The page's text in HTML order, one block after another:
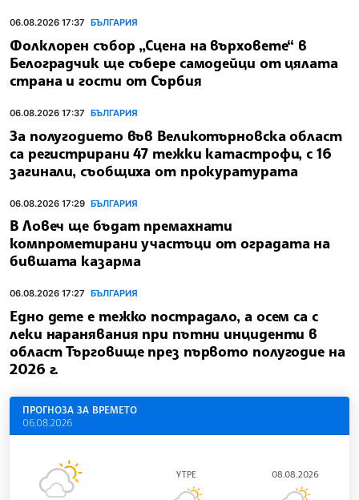
06.08.2026 17:37 БЪЛГАРИЯ
Фолклорен събор „Сцена на върховете“ в
Белоградчик ще събере самодейци от цялата
страна и гости от Сърбия
06.08.2026 17:37 БЪЛГАРИЯ
За полугодието във Великотърновска област
са регистрирани 47 тежки катастрофи, с 16
загинали, съобщиха от прокуратурата
06.08.2026 17:29 БЪЛГАРИЯ
В Ловеч ще бъдат премахнати
компрометирани участъци от оградата на
бившата казарма
06.08.2026 17:27 БЪЛГАРИЯ
Едно дете е тежко пострадало, а осем са с
леки наранявания при пътни инциденти в
област Търговище през първото полугодие на
2026 г.
ПРОГНОЗА ЗА ВРЕМЕТО
06.08.2026
УТРЕ 08.08.2026